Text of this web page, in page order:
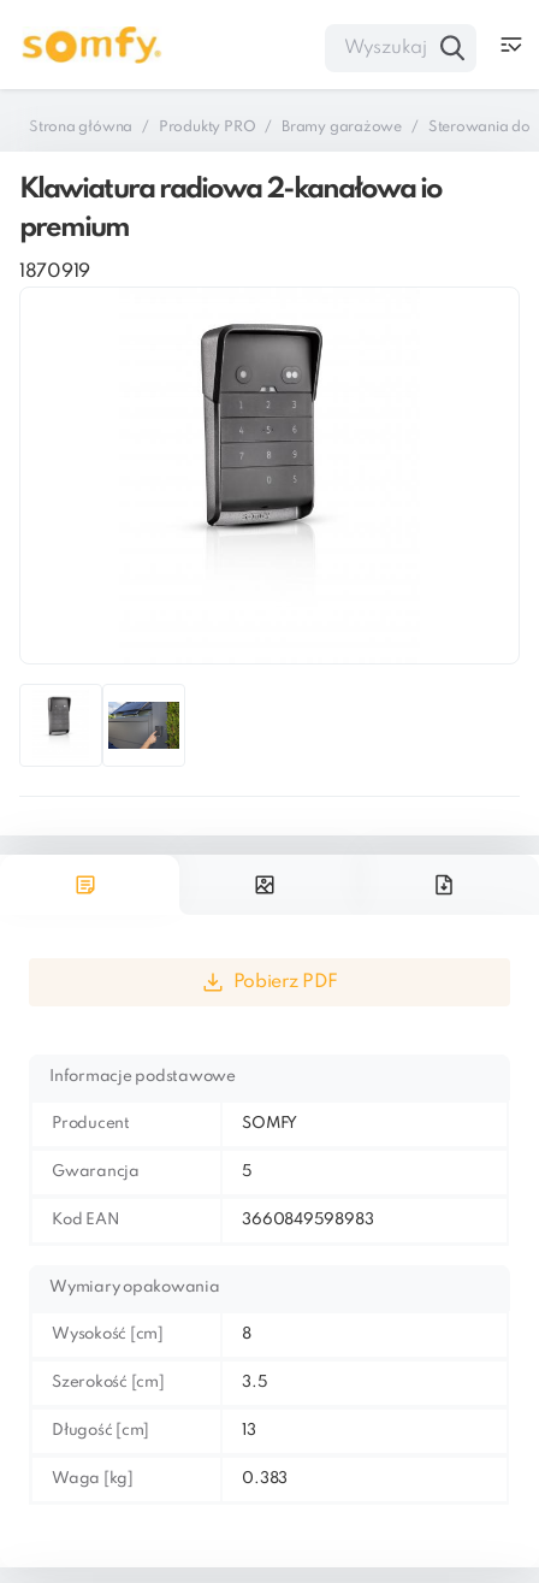
Strona główna Produkty PRO Bramy garażowe Sterowania do
Klawiatura radiowa 2-kanałowa io
premium
1870919
Pobierz PDF
Informacje podstawowe
Producent SOMFY
Gwarancja 5
Kod EAN 3660849598983
Wymiary opakowania
Wysokość [cm] 8
Szerokość [cm] 3.5
Długość [cm] 13
Waga [kg] 0.383